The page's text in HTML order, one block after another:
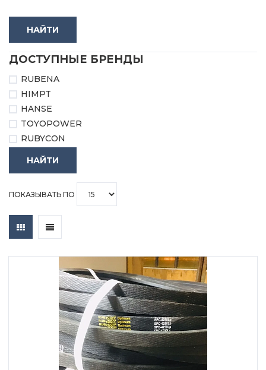
НАЙТИ
ДОСТУПНЫЕ БРЕНДЫ
RUBENA
HIMPT
HANSE
TOYOPOWER
RUBYCON
НАЙТИ
ПОКАЗЫВАТЬ ПО